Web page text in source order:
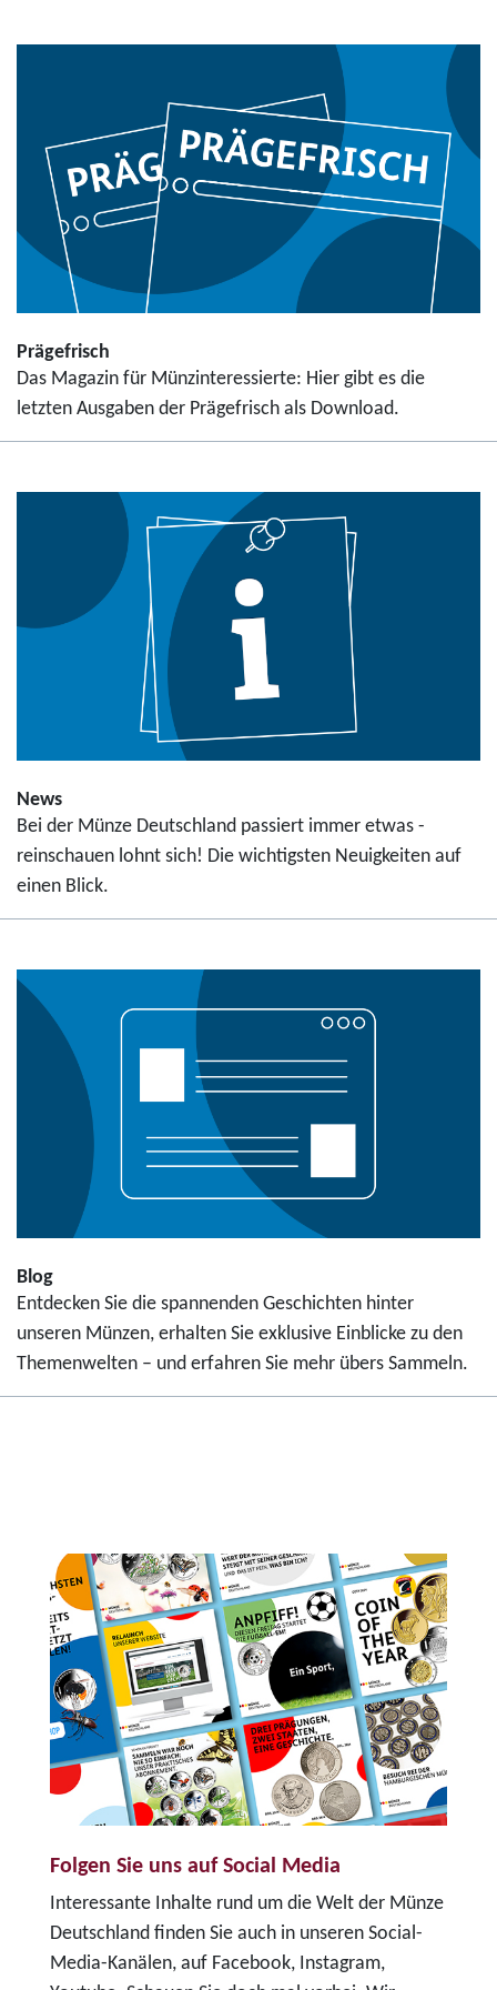
Prägefrisch
Das Magazin für Münzinteressierte: Hier gibt es die
letzten Ausgaben der Prägefrisch als Download.
News
Bei der Münze Deutschland passiert immer etwas -
reinschauen lohnt sich! Die wichtigsten Neuigkeiten auf
einen Blick.
Blog
Entdecken Sie die spannenden Geschichten hinter
unseren Münzen, erhalten Sie exklusive Einblicke zu den
Themenwelten – und erfahren Sie mehr übers Sammeln.
Folgen Sie uns auf Social Media
Interessante Inhalte rund um die Welt der Münze
Deutschland finden Sie auch in unseren Social-
Media-Kanälen, auf Facebook, Instagram,